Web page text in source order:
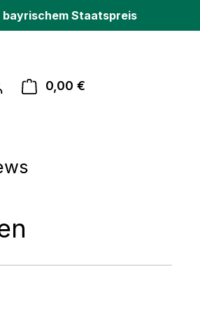
Staatspreis
0,00 €